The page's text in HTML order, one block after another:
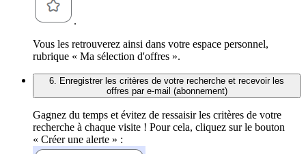
.
Vous les retrouverez ainsi dans votre espace personnel,
rubrique « Ma sélection d'offres ».
6. Enregistrer les critères de votre recherche et recevoir les
offres par e-mail (abonnement)
Gagnez du temps et évitez de ressaisir les critères de votre
recherche à chaque visite ! Pour cela, cliquez sur le bouton
« Créer une alerte » :